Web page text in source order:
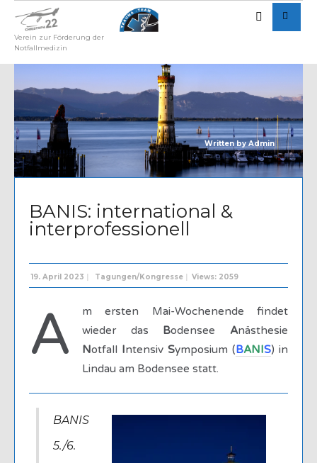
Verein zur Förderung der
Notfallmedizin
Written by Admin
BANIS: international &
interprofessionell
19. April 2023 | Tagungen/Kongresse | Views: 2059
A
m ersten Mai-Wochenende findet
wieder das Bodensee Anästhesie
Notfall Intensiv Symposium (BANIS) in
Lindau am Bodensee statt.
BANIS
5./6.